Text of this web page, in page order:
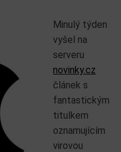
Minulý týden
vyšel na
serveru
novinky.cz
článek s
fantastickým
titulkem
oznamujícím
virovou